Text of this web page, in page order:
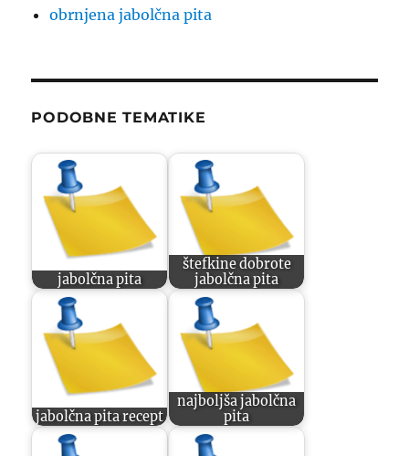
obrnjena jabolčna pita
PODOBNE TEMATIKE
jabolčna pita
štefkine dobrote
jabolčna pita
jabolčna pita recept
najboljša jabolčna
pita